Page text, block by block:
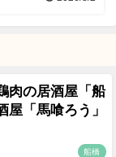
肉の居酒屋「船
「馬喰ろう」
船橋